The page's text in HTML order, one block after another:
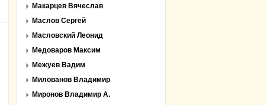
Макарцев Вячеслав
Маслов Сергей
Масловский Леонид
Медоваров Максим
Межуев Вадим
Милованов Владимир
Миронов Владимир А.